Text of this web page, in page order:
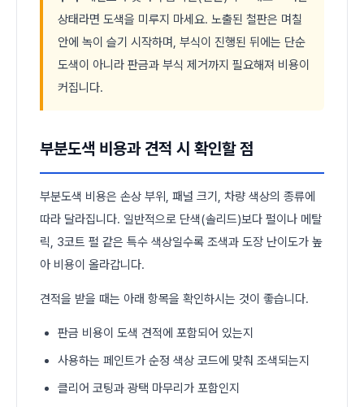
상태라면 도색을 미루지 마세요. 노출된 철판은 며칠
안에 녹이 슬기 시작하며, 부식이 진행된 뒤에는 단순
도색이 아니라 판금과 부식 제거까지 필요해져 비용이
커집니다.
부분도색 비용과 견적 시 확인할 점
부분도색 비용은 손상 부위, 패널 크기, 차량 색상의 종류에
따라 달라집니다. 일반적으로 단색(솔리드)보다 펄이나 메탈
릭, 3코트 펄 같은 특수 색상일수록 조색과 도장 난이도가 높
아 비용이 올라갑니다.
견적을 받을 때는 아래 항목을 확인하시는 것이 좋습니다.
판금 비용이 도색 견적에 포함되어 있는지
사용하는 페인트가 순정 색상 코드에 맞춰 조색되는지
클리어 코팅과 광택 마무리가 포함인지